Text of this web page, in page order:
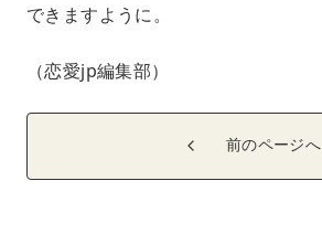
できますように。
（恋愛jp編集部）
前のページへ